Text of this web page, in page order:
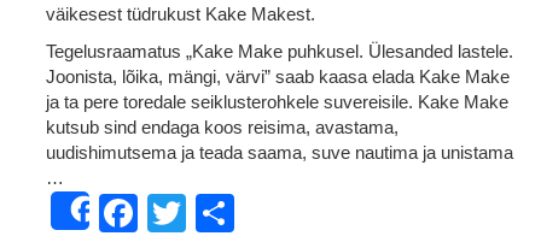
väikesest tüdrukust Kake Makest.
Tegelusraamatus „Kake Make puhkusel. Ülesanded lastele.
Joonista, lõika, mängi, värvi” saab kaasa elada Kake Make
ja ta pere toredale seiklusterohkele suvereisile. Kake Make
kutsub sind endaga koos reisima, avastama,
uudishimutsema ja teada saama, suve nautima ja unistama
…
ShareFacebook
Twitter